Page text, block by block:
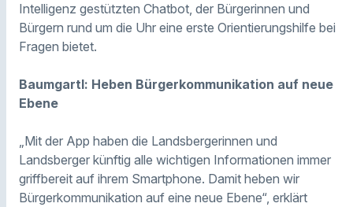
Intelligenz gestützten Chatbot, der Bürgerinnen und
Bürgern rund um die Uhr eine erste Orientierungshilfe bei
Fragen bietet.
Baumgartl: Heben Bürgerkommunikation auf neue
Ebene
„Mit der App haben die Landsbergerinnen und
Landsberger künftig alle wichtigen Informationen immer
griffbereit auf ihrem Smartphone. Damit heben wir
Bürgerkommunikation auf eine neue Ebene“, erklärt